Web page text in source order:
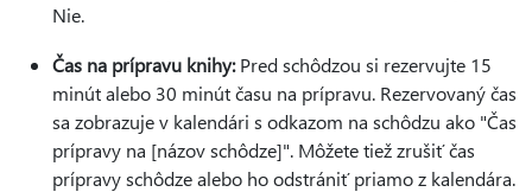
Nie.
Čas na prípravu knihy:Pred schôdzou si rezervujte 15
minút alebo 30 minút času na prípravu. Rezervovaný čas
sa zobrazuje v kalendári s odkazom na schôdzu ako "Čas
prípravy na [názov schôdze]". Môžete tiež zrušiť čas
prípravy schôdze alebo ho odstrániť priamo z kalendára.